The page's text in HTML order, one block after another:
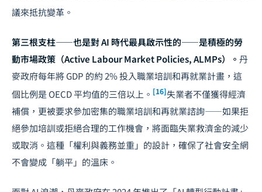
議來抵抗變革。
第三根支柱——也是對 AI 時代最具啟示性的——是積極的勞
動市場政策（Active Labour Market Policies, ALMPs）。 丹
麥政府每年將 GDP 的約 2% 投入職業培訓和再就業計畫，這
個比例是 OECD 平均值的三倍以上。 [16]失業者不僅獲得經濟
補償，更被要求參加密集的職業培訓和再就業諮詢——如果拒
絕參加培訓或拒絕合理的工作機會，將面臨失業救濟金的減少
或取消。這種「權利與義務並重」的設計，確保了社會安全網
不會變成「躺平」的溫床。